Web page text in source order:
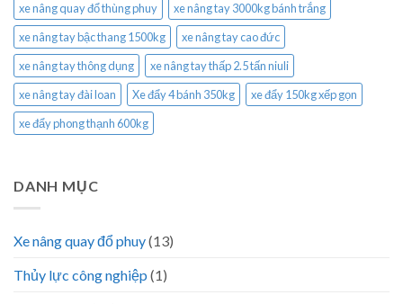
xe nâng quay đổ thùng phuy
xe nâng tay 3000kg bánh trắng
xe nâng tay bậc thang 1500kg
xe nâng tay cao đức
xe nâng tay thông dụng
xe nâng tay thấp 2.5 tấn niuli
xe nâng tay đài loan
Xe đẩy 4 bánh 350kg
xe đẩy 150kg xếp gọn
xe đẩy phong thạnh 600kg
DANH MỤC
Xe nâng quay đổ phuy(13)
Thủy lực công nghiệp (1)